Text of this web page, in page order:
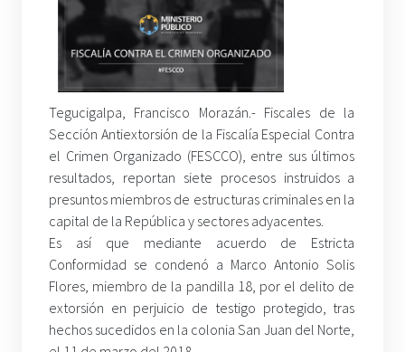
Tegucigalpa, Francisco Morazán.- Fiscales de la
Sección Antiextorsión de la Fiscalía Especial Contra
el Crimen Organizado (FESCCO), entre sus últimos
resultados, reportan siete procesos instruidos a
presuntos miembros de estructuras criminales en la
capital de la República y sectores adyacentes.
Es así que mediante acuerdo de Estricta
Conformidad se condenó a Marco Antonio Solis
Flores, miembro de la pandilla 18, por el delito de
extorsión en perjuicio de testigo protegido, tras
hechos sucedidos en la colonia San Juan del Norte,